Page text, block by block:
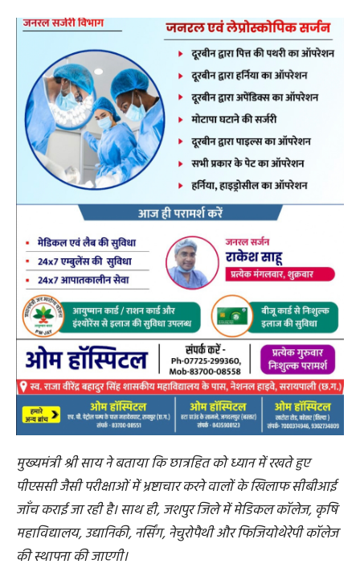
मुख्यमंत्री श्री साय ने बताया कि छात्रहित को ध्यान में रखते हुए
पीएससी जैसी परीक्षाओं में भ्रष्टाचार करने वालों के खिलाफ सीबीआई
जाँच कराई जा रही है। साथ ही, जशपुर जिले में मेडिकल कॉलेज, कृषि
महाविद्यालय, उद्यानिकी, नर्सिंग, नेचुरोपैथी और फिजियोथेरेपी कॉलेज
की स्थापना की जाएगी।